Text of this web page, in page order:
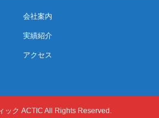
会社案内
実績紹介
アクセス
ック ACTIC All Rights Reserved.